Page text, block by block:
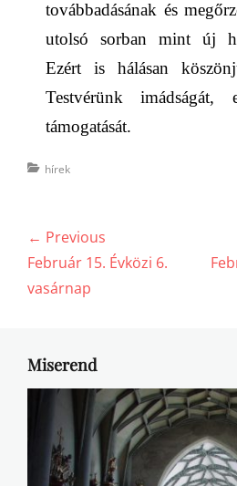
továbbadásának és
utolsó sorban mint új
Ezért is hálásan
Testvérünk imádságát,
támogatását.
Categories
hírek
Bejegyzés
navigáció
← Previous
Previous
post:
Február 15. Évközi 6.
vasárnap
Next
Miserend